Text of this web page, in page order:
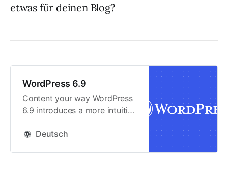
etwas für deinen Blog?
WordPress 6.9
Content your way WordPress
6.9 introduces a more intuitive
together. Every detail is
Deutsch